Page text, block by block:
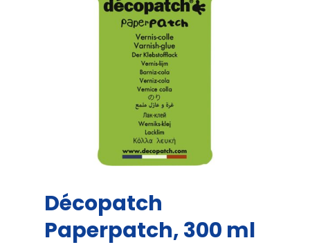
Décopatch
Paperpatch, 300 ml